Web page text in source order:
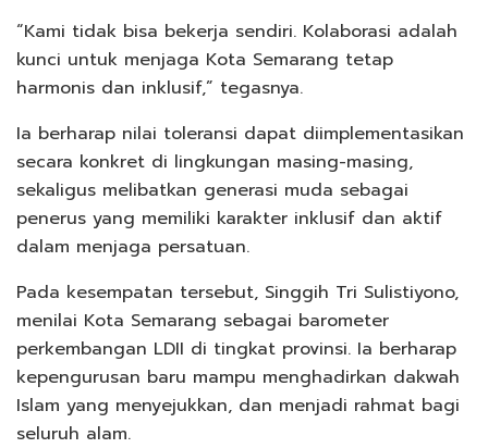
“Kami tidak bisa bekerja sendiri. Kolaborasi adalah
kunci untuk menjaga Kota Semarang tetap
harmonis dan inklusif,” tegasnya.
Ia berharap nilai toleransi dapat diimplementasikan
secara konkret di lingkungan masing-masing,
sekaligus melibatkan generasi muda sebagai
penerus yang memiliki karakter inklusif dan aktif
dalam menjaga persatuan.
Pada kesempatan tersebut, Singgih Tri Sulistiyono,
menilai Kota Semarang sebagai barometer
perkembangan LDII di tingkat provinsi. Ia berharap
kepengurusan baru mampu menghadirkan dakwah
Islam yang menyejukkan, dan menjadi rahmat bagi
seluruh alam.